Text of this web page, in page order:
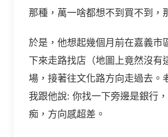
那種，萬一啥都想不到買不到，
於是，他想起幾個月前在嘉義市
下來走路找店（地圖上竟然沒有
場，接著往文化路方向走過去。
我跟他說: 你找一下旁邊是銀行
痴，方向感超差。